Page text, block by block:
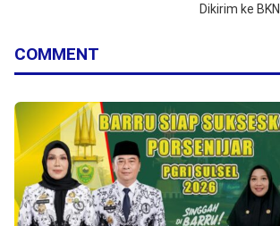
Dikirim ke BKN
COMMENT